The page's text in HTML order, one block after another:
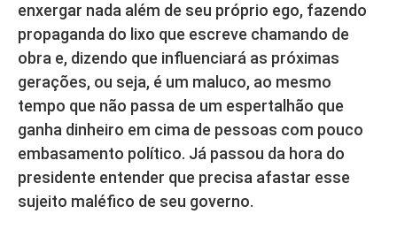
enxergar nada além de seu próprio ego, fazendo
propaganda do lixo que escreve chamando de
obra e, dizendo que influenciará as próximas
gerações, ou seja, é um maluco, ao mesmo
tempo que não passa de um espertalhão que
ganha dinheiro em cima de pessoas com pouco
embasamento político. Já passou da hora do
presidente entender que precisa afastar esse
sujeito maléfico de seu governo.